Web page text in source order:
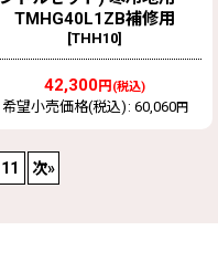
TMHG40L1ZB補修用
[THH10]
42,300円 (税込)
希望小売価格(税込) : 60,060円
11 次»